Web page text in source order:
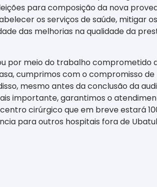
para composição da nova
os serviços de saúde, mitigar
das melhorias na qualidade da
por meio do trabalho comprometido
cumprimos com o compromisso
mesmo antes da conclusão da
importante, garantimos o
cirúrgico que em breve estará
para outros hospitais fora de